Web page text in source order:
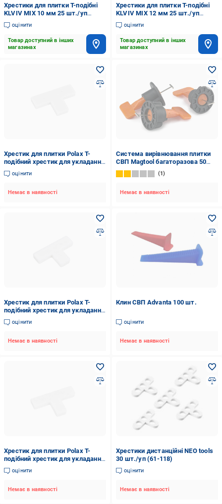
Хрестики для плитки Т-подібні
KLVIV MIX 10 мм 25 шт./уп
KL02Т09У
оцінити
Товар доступний в інших
магазинах
Хрестики для плитки Т-подібні
KLVIV MIX 12 мм 25 шт./уп
KL02Т10У
оцінити
Товар доступний в інших
магазинах
Хрестик для плитки Polax Т-
подібний хрестик для укладання
плитки 10 мм 100 шт. (1000-229)
оцінити
Немає в наявності
Система вирівнювання плитки
СВП Magtool багаторазова 50
шт. (2695)
1
Немає в наявності
Хрестик для плитки Polax Т-
подібний хрестик для укладання
плитки 8 мм 100 шт. (1000-228)
оцінити
Немає в наявності
Клин СВП Advanta 100 шт.
оцінити
Немає в наявності
Хрестик для плитки Polax Т-
подібний хрестик для укладання
плитки 6 мм 100 шт. (1000-227)
оцінити
Немає в наявності
Хрестики дистанційні NEO tools
30 шт./уп (61-118)
оцінити
Немає в наявності